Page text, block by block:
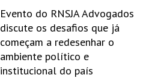
Evento do RNSJA Advogados
discute os desafios que já
começam a redesenhar o
ambiente político e
institucional do país